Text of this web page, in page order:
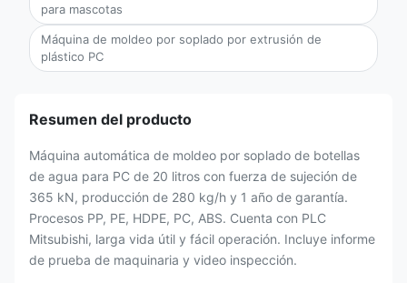
para mascotas
Máquina de moldeo por soplado por extrusión de
plástico PC
Resumen del producto
Máquina automática de moldeo por soplado de botellas
de agua para PC de 20 litros con fuerza de sujeción de
365 kN, producción de 280 kg/h y 1 año de garantía.
Procesos PP, PE, HDPE, PC, ABS. Cuenta con PLC
Mitsubishi, larga vida útil y fácil operación. Incluye informe
de prueba de maquinaria y video inspección.